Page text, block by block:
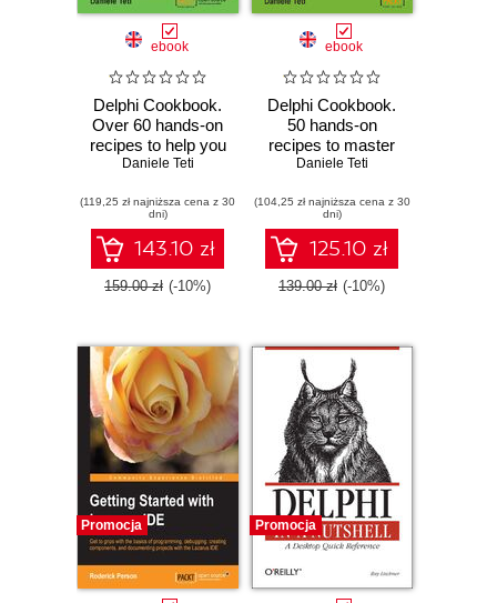
ebook
Delphi Cookbook.
Over 60 hands-on
recipes to help you
master the power
platform and
mobile
development on
multiple platforms -
Second Edition
Daniele Teti
(119,25 zł najniższa cena z 30
dni)
143.10 zł
159.00 zł (-10%)
ebook
Delphi Cookbook.
50 hands-on
recipes to master
the power of Delphi
and mobile
development on
Windows, Mac OS
X, Android, and
iOS
Daniele Teti
(104,25 zł najniższa cena z 30
dni)
125.10 zł
139.00 zł (-10%)
Promocja Promocja